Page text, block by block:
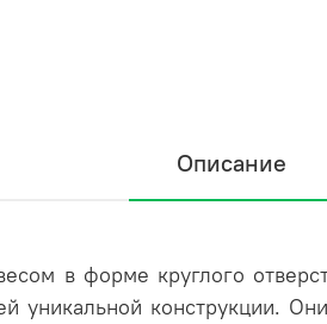
Описание
в форме круглого
уникальной конструкции.